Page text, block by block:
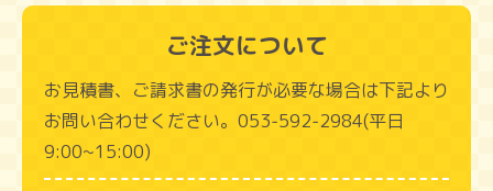
ご注文について
お見積書、ご請求書の発行が必要な場合は下記より
お問い合わせください。053‑592‑2984(平日
9:00~15:00)